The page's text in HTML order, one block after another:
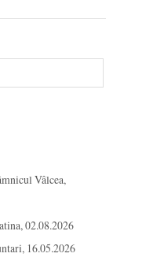
Vâlcea,
02.08.2026
16.05.2026